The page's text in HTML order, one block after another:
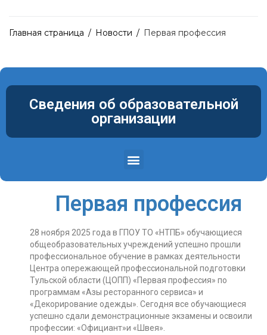
Главная страница / Новости / Первая профессия
Сведения об образовательной
организации
Первая профессия
28 ноября 2025 года в ГПОУ ТО «НТПБ» обучающиеся
общеобразовательных учреждений успешно прошли
профессиональное обучение в рамках деятельности
Центра опережающей профессиональной подготовки
Тульской области (ЦОПП) «Первая профессия» по
программам «Азы ресторанного сервиса» и
«Декорирование одежды». Сегодня все обучающиеся
успешно сдали демонстрационные экзамены и освоили
профессии: «Официант»и «Швея».